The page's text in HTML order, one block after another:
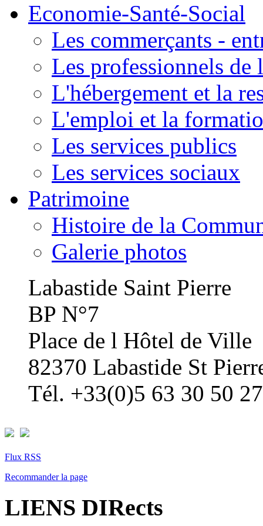
Economie-Santé-Social
Les commerçants -
Les professionnels de
L'hébergement et la
L'emploi et la
Les services publics
Les services sociaux
Patrimoine
Histoire de la
Galerie photos
Labastide Saint Pierre
BP N°7
Place de l Hôtel de Ville
82370 Labastide St
Tél. +33(0)5 63 30 50 27
Flux RSS
Recommander la page
LIENS DIRects